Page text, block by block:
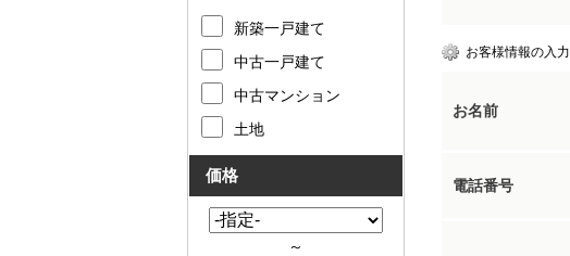
お客様情報の入力
お名前
電話番号
新築一戸建て
中古一戸建て
中古マンション
土地
価格
～